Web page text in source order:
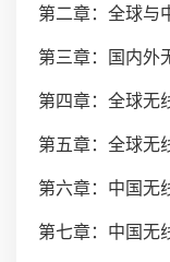
第二章：全球与
第三章：国内外
第四章：全球无
第五章：全球无
第六章：中国无
第七章：中国无